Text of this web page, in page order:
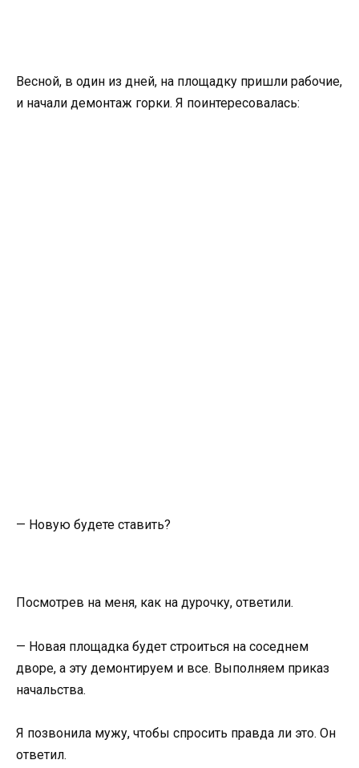
Весной, в один из дней, на площадку пришли рабочие,
и начали демонтаж горки. Я поинтересовалась:
— Новую будете ставить?
Посмотрев на меня, как на дурочку, ответили.
— Новая площадка будет строиться на соседнем
дворе, а эту демонтируем и все. Выполняем приказ
начальства.
Я позвонила мужу, чтобы спросить правда ли это. Он
ответил.